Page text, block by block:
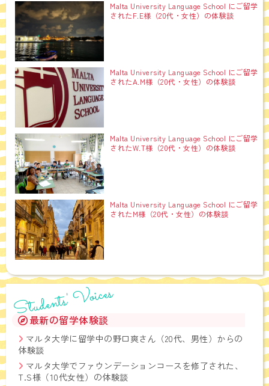
Malta University Language School にご留学
されたF.E様（20代・女性）の体験談
Malta University Language School にご留学
されたA.M様（20代・女性）の体験談
Malta University Language School にご留学
されたW.T様（20代・女性）の体験談
Malta University Language School にご留学
されたM様（20代・女性）の体験談
Students' Voices
最新の留学体験談
マルタ大学に留学中の野口爽さん（20代、男性）からの
体験談
マルタ大学でファウンデーションコースを修了された、
T.S様（10代女性）の体験談